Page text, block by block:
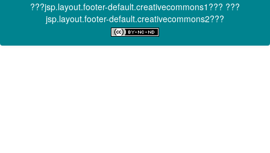
???jsp.layout.footer-default.creativecommons1??? ???
jsp.layout.footer-default.creativecommons2???